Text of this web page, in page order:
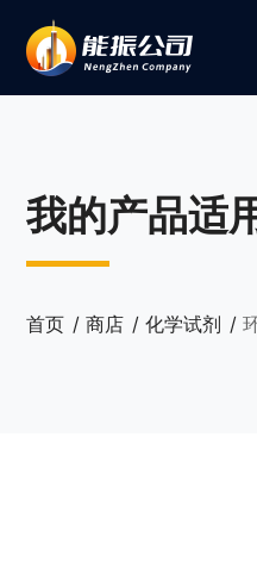
我的产品适
首页 商店 化学试剂